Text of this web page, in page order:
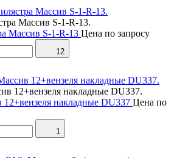
Массив S-1-R-13 Цена по запросу
12
накладные DU337 Цена по
1